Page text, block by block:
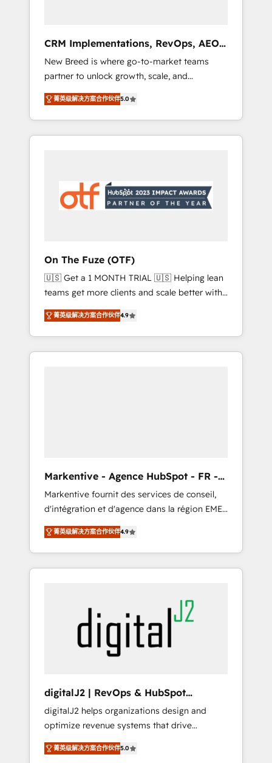
deployment of Breeze AI and custom agents
to automate growth. 🏆 Elite Excellence - 8
platform accreditations and deep HIPAA-
compliance expertise. - A team of 250+
experts dedicated to your resilient growth.
CRM Implementations, RevOps, AEO
+ Web, Demand Gen
New Breed is where go-to-market teams
partner to unlock growth, scale, and
transformation. We help companies activate
HubSpot’s AI-powered customer platform
and operationalize HubSpot’s Loop
Marketing framework through expert-led
Hubs to your buyer journey for clean data,
scalability, & reporting. 🎯Demand Gen &
messaging, & conversion strategy that drive
results. 🤖AI Strategy: Activate Breeze Agents,
configure HubSpot AI, & maximize AEO with
tailored AI services. 🧩Integrations: Extend
HubSpot with custom integrations, hosting, &
maintenance.
菁英级解决方案合作伙伴5.0
On The Fuze (OTF)
🇺🇸 Get a 1 MONTH TRIAL 🇺🇸 Helping lean
teams get more clients and scale better with
our HubSpot Consulting & 'Done For You'
Services. 🚀 Who We Work With 🚀 We help
lean, growing companies: - Win more
business - Reduce no-shows - Improve lead
know what you don't know'
recommendations to maximize conversions!
OTF is an Elite Partner (top 1% of 6,500+
Partners) and was named 2023 HubSpot
Partner of the Year 💥 Trusted by 2,500+
companies to help them scale and close
more business, by using HubSpot (the right
www.onthefuze.com/hubspot-admin Contact
us to learn more!
菁英级解决方案合作伙伴4.9
Markentive - Agence HubSpot - FR -
EN
Markentive fournit des services de conseil,
d'intégration et d'agence dans la région EMEA
et North America. Avec plus de 115 experts en
marketing automation, Growth, Revops, CRM
et webdesign. Markentive is both a
consulting firm, a digital agency and an
webdesign (We focus on EMEA - USA
customers).
菁英级解决方案合作伙伴4.9
digitalJ2 | RevOps & HubSpot
Implementations
digitalJ2 helps organizations design and
optimize revenue systems that drive
scalable, predictable growth. As a triple-
accredited HubSpot Solutions Partner, we
菁英级解决方案合作伙伴5.0